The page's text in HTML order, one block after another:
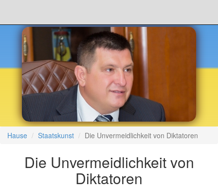
Hause Staatskunst Die Unvermeidlichkeit von Diktatoren
Die Unvermeidlichkeit von
Diktatoren